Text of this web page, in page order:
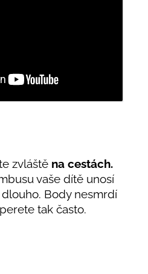
zvláště na cestách.
vaše dítě unosí
Body nesmrdí
tak často.